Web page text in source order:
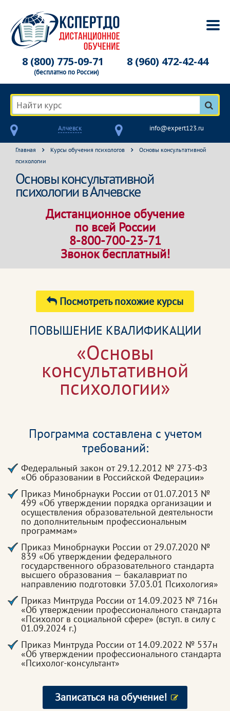
8 (800) 775-09-71
(бесплатно по России)
8 (960) 472-42-44
Найти курс
Алчевск info@expert123.ru
Главная Курсы обучения психологов
Основы консультативной
психологии
Основы консультативной
психологии в Алчевске
Дистанционное обучение
по всей России
8-800-700-23-71
Звонок бесплатный!
Посмотреть похожие курсы
ПОВЫШЕНИЕ КВАЛИФИКАЦИИ
«Основы
консультативной
психологии»
Программа составлена с учетом
требований:
Федеральный закон от 29.12.2012 № 273-ФЗ
«Об образовании в Российской Федерации»
Приказ Минобрнауки России от 01.07.2013 №
499 «Об утверждении порядка организации и
осуществления образовательной деятельности
по дополнительным профессиональным
программам»
Приказ Минобрнауки России от 29.07.2020 №
839 «Об утверждении федерального
государственного образовательного стандарта
высшего образования — бакалавриат по
направлению подготовки 37.03.01 Психология»
Приказ Минтруда России от 14.09.2023 № 716н
«Об утверждении профессионального стандарта
«Психолог в социальной сфере» (вступ. в силу с
01.09.2024 г.)
Приказ Минтруда России от 14.09.2022 № 537н
«Об утверждении профессионального стандарта
«Психолог-консультант»
Записаться на обучение!